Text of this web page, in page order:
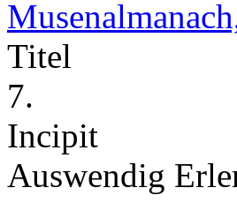
Titel
7.
Incipit
Auswendig